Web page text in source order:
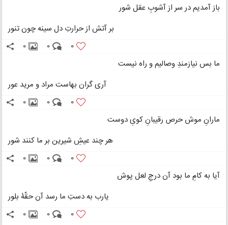
باز آمدیم در سر از آشوبِ عقل شور
بر آتش از حرارتِ دل سینه چون تنور
0
0
0
ما بس نیازمندِ وصالیم و راه نیست
آری گران بهاست مراد و مرید عور
0
0
0
مارانِ موش حرص رقیبانِ کویِ دوست
هر چند عیشِ شیرین بر ما کنند شور
0
0
0
آیا به کامِ ما بود آن درجِ لعل پوش
یارب به دستِ ما رسد آن حقّۀ بلور
0
0
0